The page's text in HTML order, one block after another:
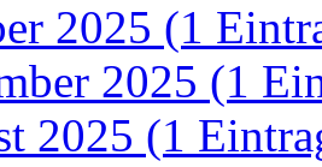
2025 (1
2025 (1
2025 (1